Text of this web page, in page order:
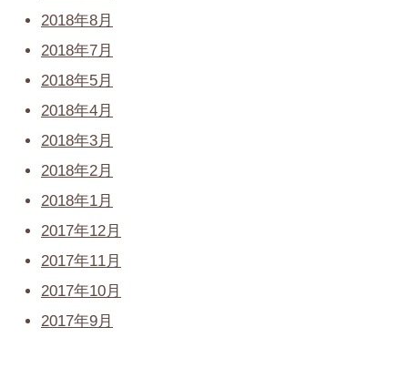
2018年8月
2018年7月
2018年5月
2018年4月
2018年3月
2018年2月
2018年1月
2017年12月
2017年11月
2017年10月
2017年9月